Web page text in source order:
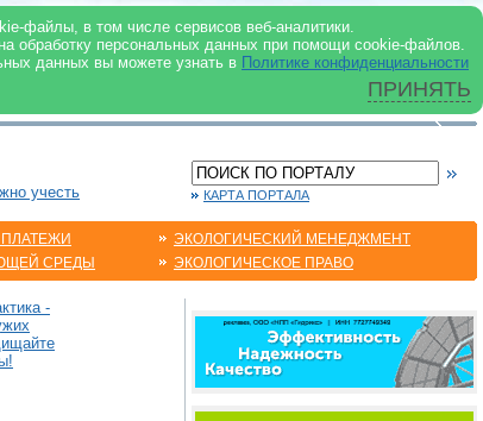
файлы, в том числе сервисов веб-аналитики.
обработку персональных данных при помощи cookie-файлов.
данных вы можете узнать в Политике конфиденциальности
ПРИНЯТЬ
учесть КАРТА ПОРТАЛА
СРЕДЫ
ЭКОЛОГИЧЕСКИЙ МЕНЕДЖМЕНТ
ЭКОЛОГИЧЕСКОЕ ПРАВО
-